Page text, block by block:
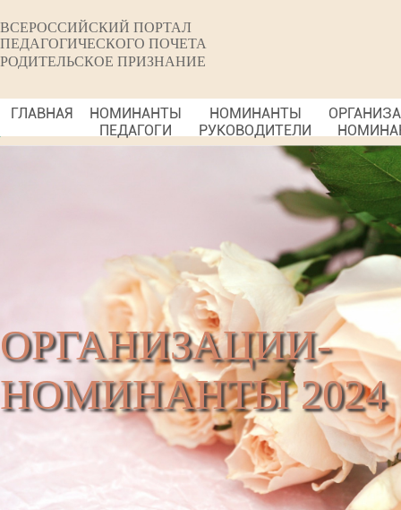
ВСЕРОССИЙСКИЙ ПОРТАЛ
ПЕДАГОГИЧЕСКОГО ПОЧЕТА
РОДИТЕЛЬСКОЕ ПРИЗНАНИЕ
ГЛАВНАЯ
НОМИНАНТЫ
ПЕДАГОГИ
НОМИНАНТЫ
РУКОВОДИТЕЛИ
ОРГАНИЗАЦИИ-
НОМИНАНТЫ 2024